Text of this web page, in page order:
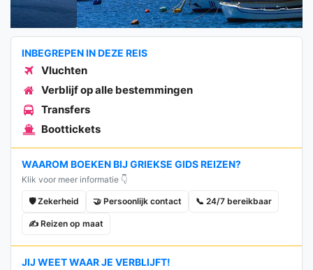
INBEGREPEN IN DEZE REIS
Vluchten
Verblijf op alle bestemmingen
Transfers
Boottickets
WAAROM BOEKEN BIJ GRIEKSE GIDS REIZEN?
Klik voor meer informatie 👇
🛡️ Zekerheid 🤝 Persoonlijk contact 📞 24/7 bereikbaar
✍️ Reizen op maat
JIJ WEET WAAR JE VERBLIJFT!